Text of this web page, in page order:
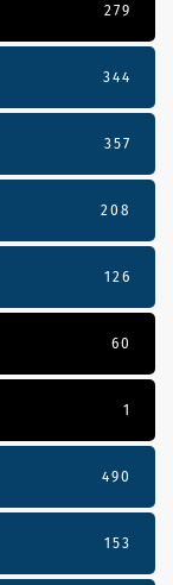
279
344
357
208
126
60
1
490
153